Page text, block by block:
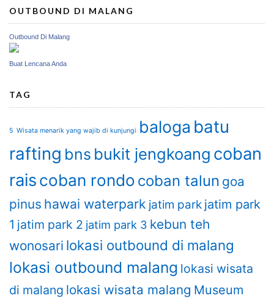
OUTBOUND DI MALANG
Outbound Di Malang
Buat Lencana Anda
TAG
5 Wisata menarik yang wajib di kunjungi baloga batu
rafting bns bukit jengkoang coban
raiscoban rondo coban talun goa
pinus hawai waterpark jatim park jatim park
1 jatim park 2 jatim park 3 kebun teh
wonosari lokasi outbound di malang
lokasi outbound malang lokasi wisata
di malang lokasi wisata malang Museum